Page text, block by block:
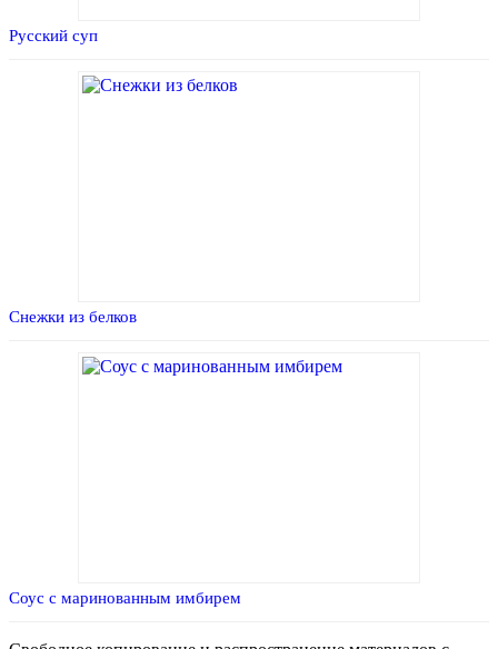
Русский суп
Снежки из белков
Соус с маринованным имбирем